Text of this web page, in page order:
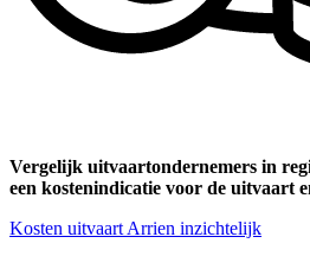
Vergelijk uitvaartondernemers in
een kostenindicatie voor de uitvaart
Kosten uitvaart Arrien inzichtelijk